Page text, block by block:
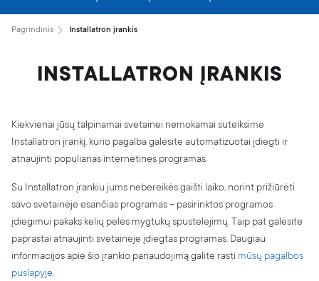
Svetainės kūrimas
VPS serveriai
Apie mus
BLOGas
Karjera
Partnerių programa
Kontaktai
Pranešti apie pažeidimą
Skaitmeninių paslaugų aktas (DSA)
Skaidrumo ataskaita
Pagrindinis Installatron įrankis
INSTALLATRON ĮRANKIS
Kiekvienai jūsų talpinamai svetainei nemokamai suteiksime
Installatron įrankį, kurio pagalba galėsite automatizuotai įdiegti ir
atnaujinti populiarias internetines programas.
Su Installatron įrankiu jums nebereikės gaišti laiko, norint prižiūrėti
savo svetainėje esančias programas – pasirinktos programos
įdiegimui pakaks kelių pelės mygtukų spustelėjimų. Taip pat galėsite
paprastai atnaujinti svetainėje įdiegtas programas. Daugiau
informacijos apie šio įrankio panaudojimą galite rasti mūsų pagalbos
puslapyje.